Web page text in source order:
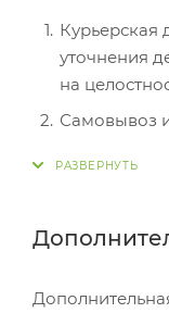
Курьерская
уточнения
на
Самовывоз
Почтовая